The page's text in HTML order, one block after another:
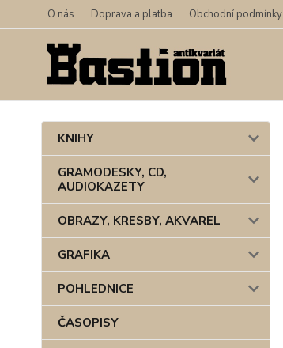
O nás Doprava a platba Obchodní podmínky
KNIHY
GRAMODESKY, CD,
AUDIOKAZETY
OBRAZY, KRESBY, AKVAREL
GRAFIKA
POHLEDNICE
ČASOPISY